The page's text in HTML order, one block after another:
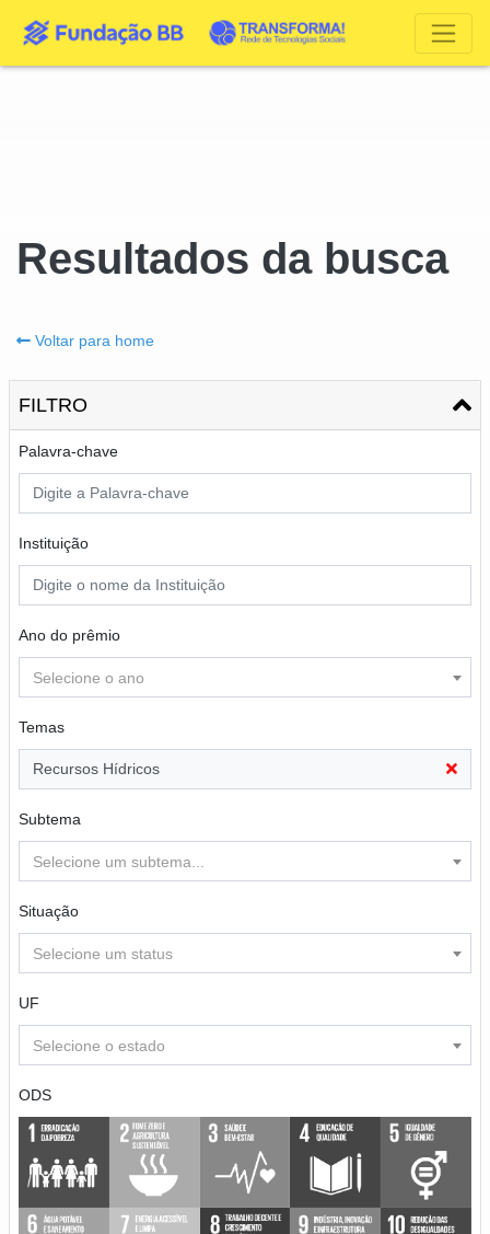
Resultados da busca
Voltar para home
FILTRO
Palavra-chave
Instituição
Ano do prêmio
Selecione o ano
Temas
Recursos Hídricos
Subtema
Selecione um subtema...
Situação
Selecione um status
UF
Selecione o estado
ODS